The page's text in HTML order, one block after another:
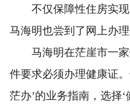
不仅保障性住房实现
马海明也尝到了网上办理
马海明在茫崖市一家
件要求必须办理健康证
茫办’的业务指南，选择